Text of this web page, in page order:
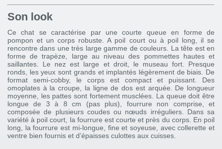
Son look
Ce chat se caractérise par une courte queue en forme de
pompon et un corps robuste. A poil court ou à poil long, il se
rencontre dans une très large gamme de couleurs. La tête est en
forme de trapèze, large au niveau des pommettes hautes et
saillantes. Le nez est large et droit, le museau fort. Presque
ronds, les yeux sont grands et implantés légèrement de biais. De
format semi-cobby, le corps est compact et puissant. Des
omoplates à la croupe, la ligne de dos est arquée. De longueur
moyenne, les pattes sont fortement musclées. La queue doit être
longue de 3 à 8 cm (pas plus), fourrure non comprise, et
composée de plusieurs coudes ou nœuds irréguliers. Dans sa
variété à poil court, la fourrure est courte et près du corps. En poil
long, la fourrure est mi-longue, fine et soyeuse, avec collerette et
ventre bien fournis et d’épaisses culottes aux cuisses.